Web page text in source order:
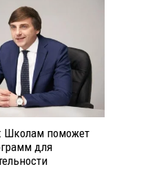
Школам поможет
для